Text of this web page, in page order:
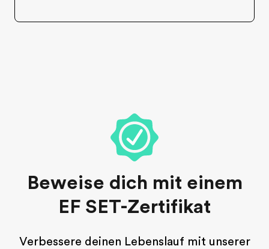
Beweise dich mit einem
EF SET-Zertifikat
Verbessere deinen Lebenslauf mit unserer